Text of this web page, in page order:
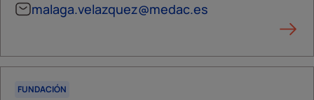
malaga.velazquez@medac.es
FUNDACIÓN